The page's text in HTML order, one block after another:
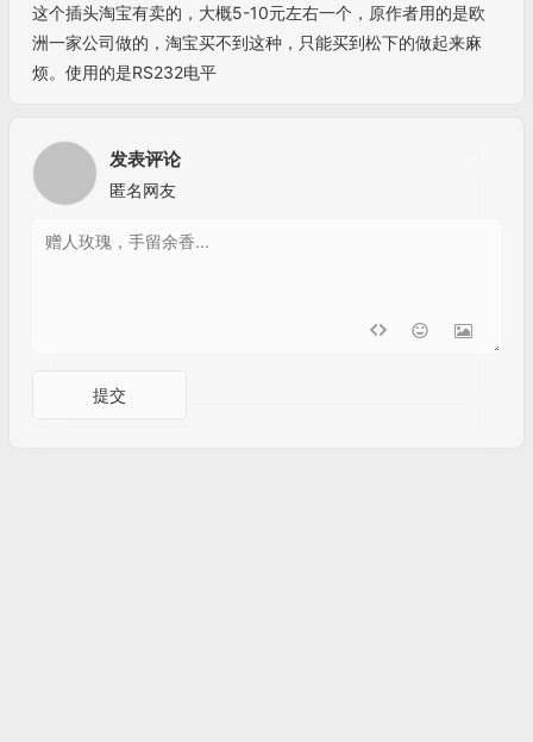
这个插头淘宝有卖的，大概5-10元左右一个，原作者用的是欧
洲一家公司做的，淘宝买不到这种，只能买到松下的做起来麻
烦。使用的是RS232电平
发表评论
匿名网友
提交